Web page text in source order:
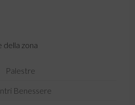
zona
Palestre
Benessere